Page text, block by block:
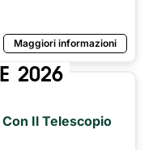
Maggiori informazioni
2026
Il Telescopio